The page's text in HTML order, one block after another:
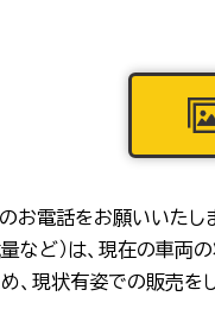
お電話をお願いいたし
など）は、現在の車
現状有姿での販売を